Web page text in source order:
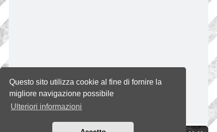
Questo sito utilizza cookie al fine di fornire la
migliore navigazione possibile
Ulteriori informazioni